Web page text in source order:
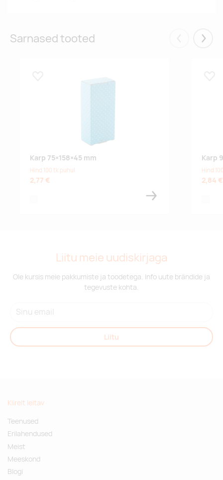
Sarnased tooted Eelmised
Karp 75×158×45 mm
Hind 100 tk puhul
2,77 €
Karp
Hind
2,84 €
Liitu meie uudiskirjaga
Ole kursis meie pakkumiste ja toodetega. Info uute brändide ja
tegevuste kohta.
Liitu
Kiirelt leitav
Teenused
Erilahendused
Meist
Meeskond
Blogi